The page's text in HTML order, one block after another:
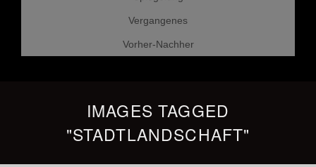
Vergangenes
Vorher-Nachher
IMAGES TAGGED
"STADTLANDSCHAFT"